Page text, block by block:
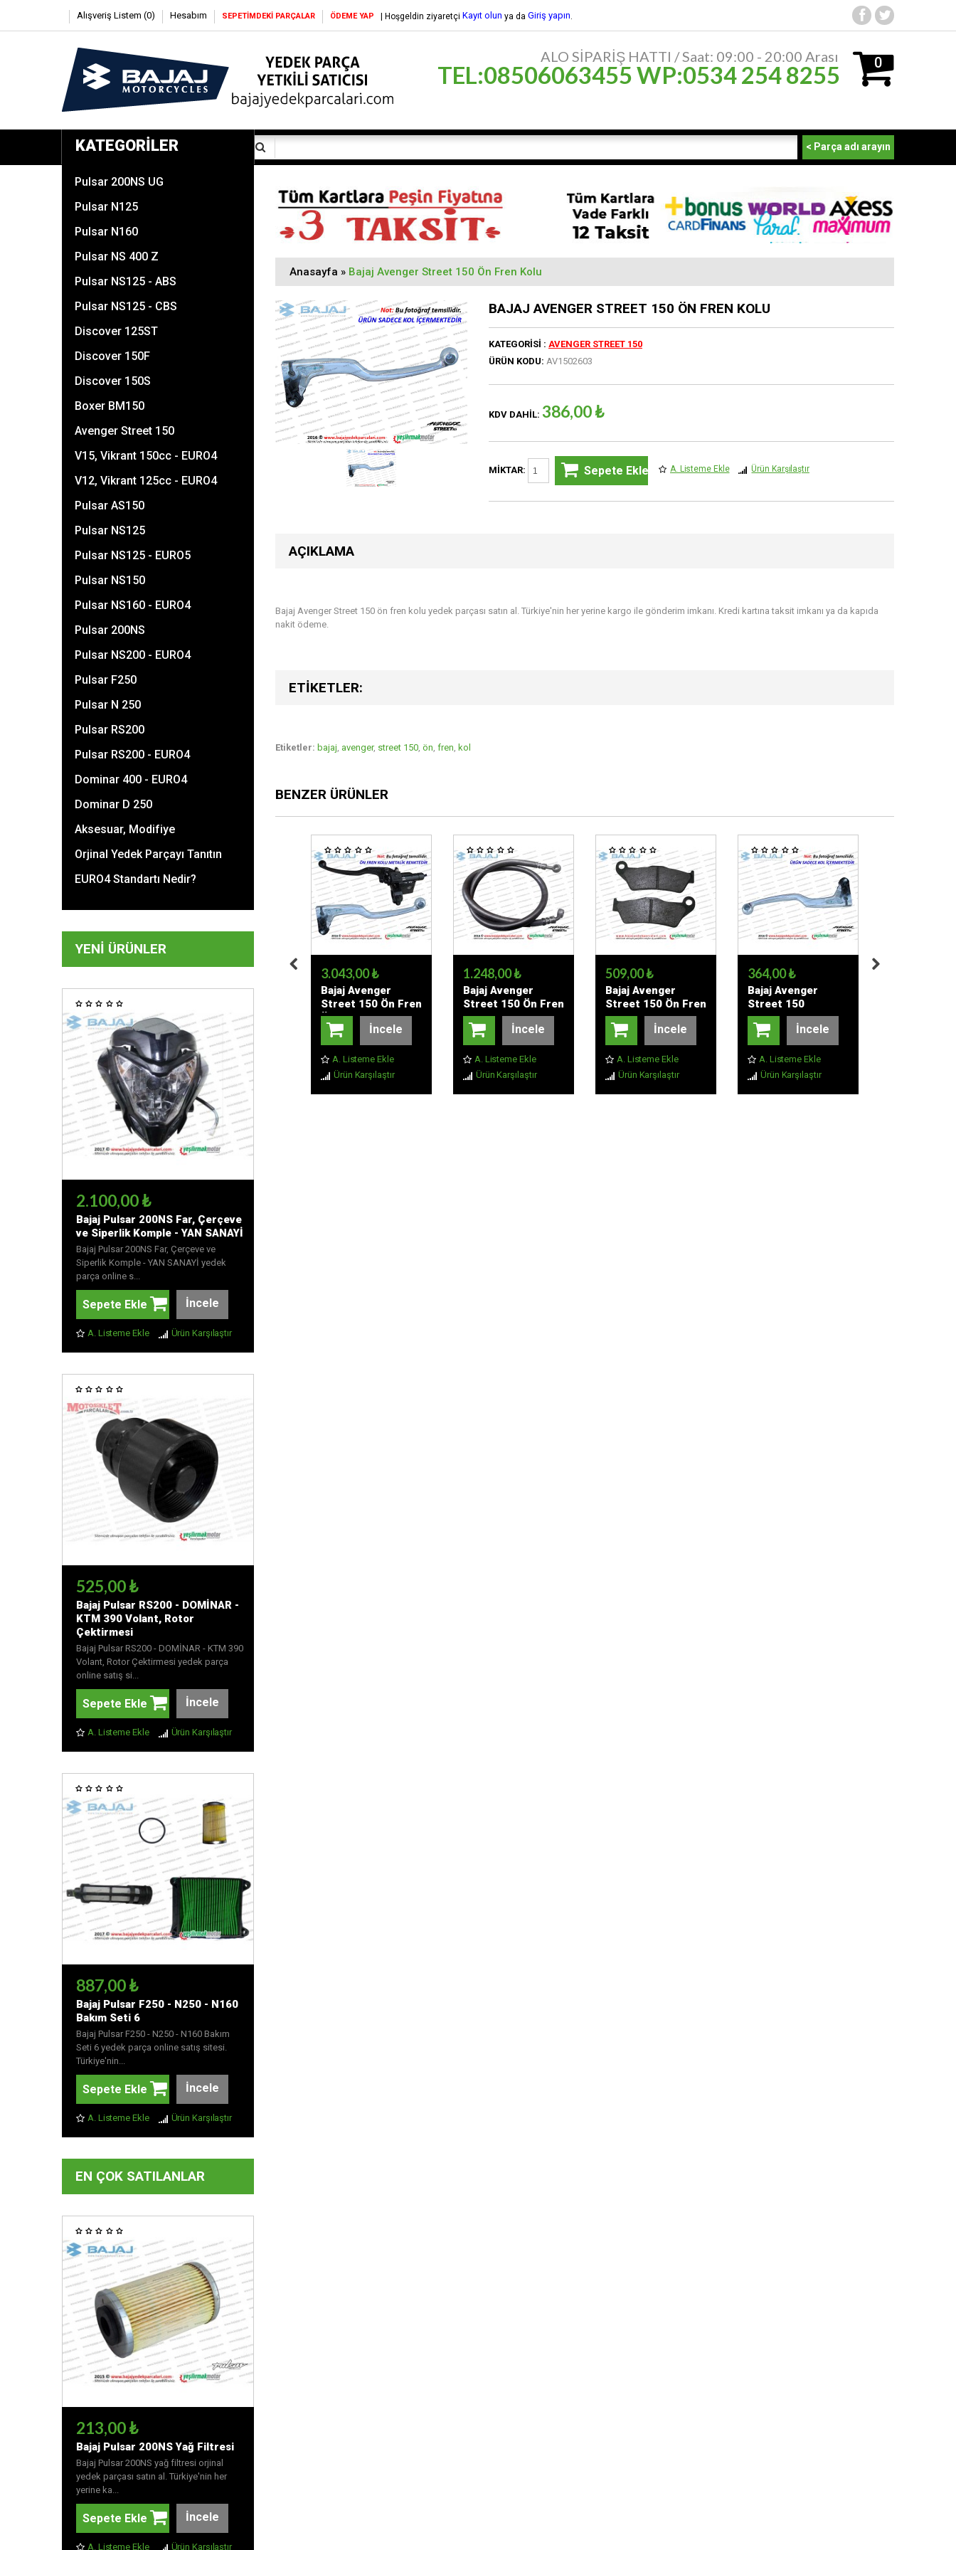
Alışveriş Listem (0) Hesabım SEPETİMDEKİ PARÇALAR ÖDEME YAP | Hoşgeldin ziyaretçi Kayıt olun ya da Giriş yapın.
0
ürün
ALO SİPARİŞ HATTI / Saat: 09:00 - 20:00 Arası
TEL:08506063455 WP:0534 254 8255
< Parça adı arayın
KATEGORILER
Pulsar 200NS UG
Pulsar N125
Pulsar N160
Pulsar NS 400 Z
Pulsar NS125 - ABS
Pulsar NS125 - CBS
Discover 125ST
Discover 150F
Discover 150S
Boxer BM150
Avenger Street 150
V15, Vikrant 150cc - EURO4
V12, Vikrant 125cc - EURO4
Pulsar AS150
Pulsar NS125
Pulsar NS125 - EURO5
Pulsar NS150
Pulsar NS160 - EURO4
Pulsar 200NS
Pulsar NS200 - EURO4
Pulsar F250
Pulsar N 250
Pulsar RS200
Pulsar RS200 - EURO4
Dominar 400 - EURO4
Dominar D 250
Aksesuar, Modifiye
Orjinal Yedek Parçayı Tanıtın
EURO4 Standartı Nedir?
YENI ÜRÜNLER
2.100,00 ₺
Bajaj Pulsar 200NS Far, Çerçeve
ve Siperlik Komple - YAN SANAYİ
Bajaj Pulsar 200NS Far, Çerçeve ve
Siperlik Komple - YAN SANAYİ yedek
parça online s...
Sepete Ekle İncele
A. Listeme Ekle Ürün Karşılaştır
525,00 ₺
Bajaj Pulsar RS200 - DOMİNAR -
KTM 390 Volant, Rotor
Çektirmesi
Bajaj Pulsar RS200 - DOMİNAR - KTM 390
Volant, Rotor Çektirmesi yedek parça
online satış si...
Sepete Ekle İncele
A. Listeme Ekle Ürün Karşılaştır
887,00 ₺
Bajaj Pulsar F250 - N250 - N160
Bakım Seti 6
Bajaj Pulsar F250 - N250 - N160 Bakım
Seti 6 yedek parça online satış sitesi.
Türkiye'nin...
Sepete Ekle İncele
A. Listeme Ekle Ürün Karşılaştır
EN ÇOK SATILANLAR
213,00 ₺
Bajaj Pulsar 200NS Yağ Filtresi
Bajaj Pulsar 200NS yağ filtresi orjinal
yedek parçası satın al. Türkiye'nin her
yerine ka...
Sepete Ekle İncele
A. Listeme Ekle Ürün Karşılaştır
Anasayfa » Bajaj Avenger Street 150 Ön Fren Kolu
BAJAJ AVENGER STREET 150 ÖN FREN KOLU
KATEGORISI : AVENGER STREET 150
ÜRÜN KODU: AV1502603
KDV DAHIL: 386,00 ₺
MIKTAR: Sepete Ekle A. Listeme Ekle Ürün Karşılaştır
AÇIKLAMA
Bajaj Avenger Street 150 ön fren kolu yedek parçası satın al. Türkiye'nin her yerine kargo ile gönderim imkanı. Kredi kartına taksit imkanı ya da kapıda
nakit ödeme.
ETIKETLER:
Etiketler: bajaj, avenger, street 150, ön, fren, kol
BENZER ÜRÜNLER
3.043,00 ₺
Bajaj Avenger
Street 150 Ön Fren
Üst Merkezi
Komple
İncele
A. Listeme Ekle
Ürün Karşılaştır
1.248,00 ₺
Bajaj Avenger
Street 150 Ön Fren
Hidrolik Hortumu
İncele
A. Listeme Ekle
Ürün Karşılaştır
509,00 ₺
Bajaj Avenger
Street 150 Ön Fren
Balatası
İncele
A. Listeme Ekle
Ürün Karşılaştır
364,00 ₺
Bajaj Avenger
Street 150
Debriyaj Kolu
İncele
A. Listeme Ekle
Ürün Karşılaştır